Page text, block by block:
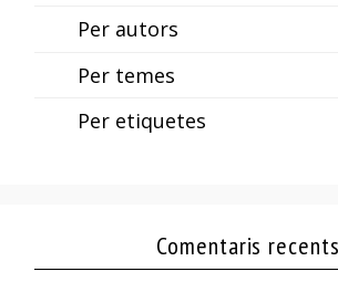
Per autors
Per temes
Per etiquetes
Comentaris recents